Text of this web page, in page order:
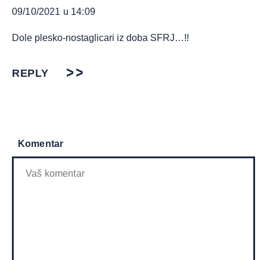
09/10/2021 u 14:09
Dole plesko-nostaglicari iz doba SFRJ…!!
REPLY
Komentar